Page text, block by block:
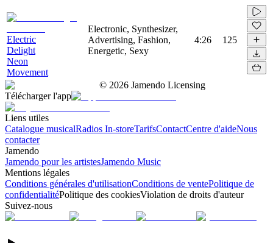
Electric
Delight
Neon
Movement
Electronic, Synthesizer,
Advertising, Fashion,
Energetic, Sexy
4:26 125
© 2026 Jamendo Licensing
Télécharger l'app
Liens utiles
Catalogue musicalRadios In-storeTarifsContactCentre d'aideNous
contacter
Jamendo
Jamendo pour les artistesJamendo Music
Mentions légales
Conditions générales d'utilisationConditions de ventePolitique de
confidentialitéPolitique des cookiesViolation de droits d'auteur
Suivez-nous